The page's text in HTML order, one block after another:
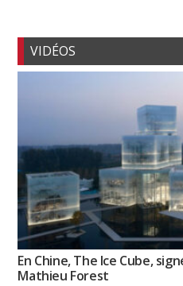
VIDÉOS
En Chine, The Ice Cube,
Mathieu Forest